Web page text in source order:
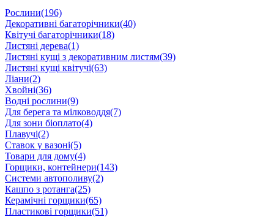
Рослини(196)
Декоративні багаторічники(40)
Квітучі багаторічники(18)
Листяні дерева(1)
Листяні кущі з декоративним листям(39)
Листяні кущі квітучі(63)
Ліани(2)
Хвойні(36)
Водні рослини(9)
Для берега та мілководдя(7)
Для зони біоплато(4)
Плавучі(2)
Ставок у вазоні(5)
Товари для дому(4)
Горщики, контейнери(143)
Системи автополиву(2)
Кашпо з ротанга(25)
Керамічні горщики(65)
Пластикові горщики(51)